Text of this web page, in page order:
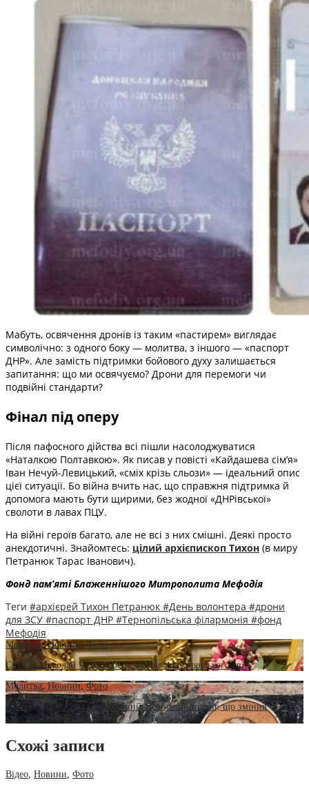
Мабуть, освячення дронів із таким «пастирем» виглядає
символічно: з одного боку — молитва, з іншого — «паспорт
ДНР». Але замість підтримки бойового духу залишається
запитання: що ми освячуємо? Дрони для перемоги чи
подвійні стандарти?
Фінал під оперу
Після пафосного дійства всі пішли насолоджуватися
«Наталкою Полтавкою». Як писав у повісті «Кайдашева сім’я»
Іван Нечуй-Левицький, «сміх крізь сльози» — ідеальний опис
цієї ситуації. Бо війна вчить нас, що справжня підтримка й
допомога мають бути щирими, без жодної «ДНРівської»
сволоти в лавах ПЦУ.
На війні героїв багато, але не всі з них смішні. Деякі просто
анекдотичні. Знайомтесь: цілий архієпископ Тихон (в миру
Петранюк Тарас Іванович).
Фонд пам’яті Блаженнішого Митрополита Мефодія
Теги #архієрей Тихон Петранюк #День волонтера #дрони
для ЗСУ #паспорт ДНР #Тернопільська філармонія #фонд
Мефодія
Молитва,Новини,Фото
Святий Миколай Чудотворець: оберіг християнського світу
Молитва,Новини,Фото
Преподобний Сава Освященний: чернечий подвиг, що змінив
християнський світ
Схожі записи
Відео, Новини, Фото